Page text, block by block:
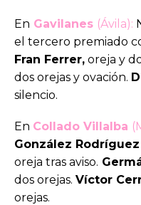
En Gavilanes (Ávila):
el tercero premiado
Fran Ferrer, oreja y
dos orejas y ovación.
silencio.
En Collado Villalba
González Rodríguez
oreja tras aviso.
dos orejas. Víctor
orejas.